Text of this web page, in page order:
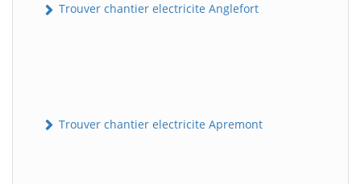
Trouver chantier electricite Anglefort
Trouver chantier electricite Apremont